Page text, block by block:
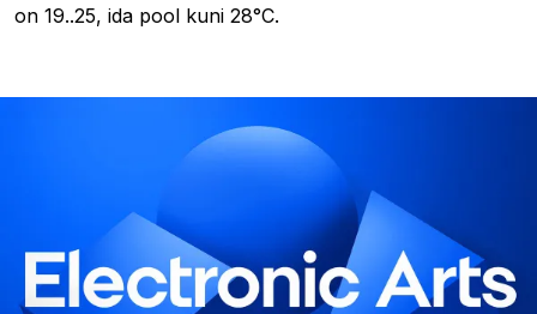
on 19..25, ida pool kuni 28°C.